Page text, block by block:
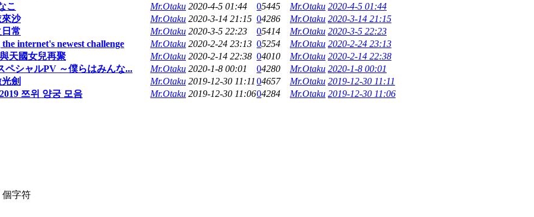
こ Mr.Otaku 2020-4-5 01:44 05445 Mr.Otaku 2020-4-5 01:44
沙 Mr.Otaku 2020-3-14 21:15 04286 Mr.Otaku 2020-3-14 21:15
常 Mr.Otaku 2020-3-5 22:23 05414 Mr.Otaku 2020-3-5 22:23
internet's newest challenge Mr.Otaku 2020-2-24 23:13 05254 Mr.Otaku 2020-2-24 23:13
天國女兒再聚 Mr.Otaku 2020-2-14 22:38 04010 Mr.Otaku 2020-2-14 22:38
ペシャルPV ～僕らはみんな... Mr.Otaku 2020-1-8 00:01 04280 Mr.Otaku 2020-1-8 00:01
劍 Mr.Otaku 2019-12-30 11:11 04657 Mr.Otaku 2019-12-30 11:11
쯔위 양궁 모음 Mr.Otaku 2019-12-30 11:0604284 Mr.Otaku 2019-12-30 11:06
個字符